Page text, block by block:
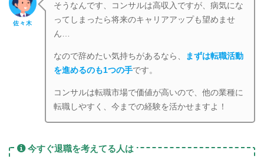
佐々木
そうなんです、コンサルは高収入ですが、病気にな
ってしまったら将来のキャリアアップも望めませ
ん…
なので辞めたい気持ちがあるなら、
まずは転職活動
を進めるのも1つの手です。
コンサルは転職市場で価値が高いので、他の業種に
転職しやすく、今までの経験を活かせますよ！
今すぐ退職を考えてる人は